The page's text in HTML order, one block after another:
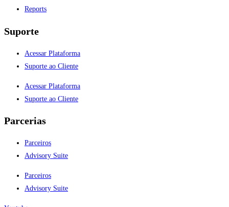
Reports
Suporte
Acessar Plataforma
Suporte ao Cliente
Acessar Plataforma
Suporte ao Cliente
Parcerias
Parceiros
Advisory Suite
Parceiros
Advisory Suite